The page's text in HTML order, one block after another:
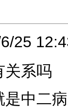
25
关系吗
中二